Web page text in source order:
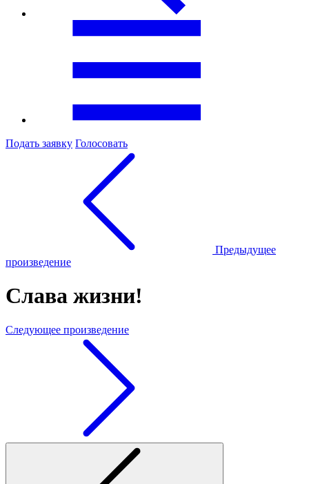
Подать заявку Голосовать
Предыдущее
произведение
Слава жизни!
Следующее произведение